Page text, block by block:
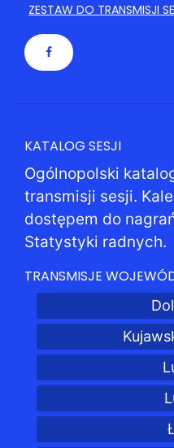
ZESTAW DO TRANSMISJI
KATALOG SESJI
Ogólnopolski
transmisji sesji.
dostępem do
Statystyki radnych.
TRANSMISJE